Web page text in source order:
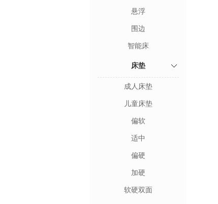
悬浮
围边
智能床
床垫
成人床垫
儿童床垫
偏软
适中
偏硬
加硬
软硬双面